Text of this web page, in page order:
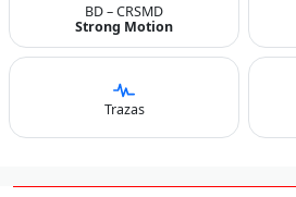
BD – CRSMD
Strong Motion
Trazas